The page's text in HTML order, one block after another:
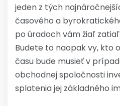
jeden z tých
časového a
po úradoch vám žiaľ
Budete to naopak vy, kto
času bude musieť v
obchodnej spoločnosti
splatenia jej základného